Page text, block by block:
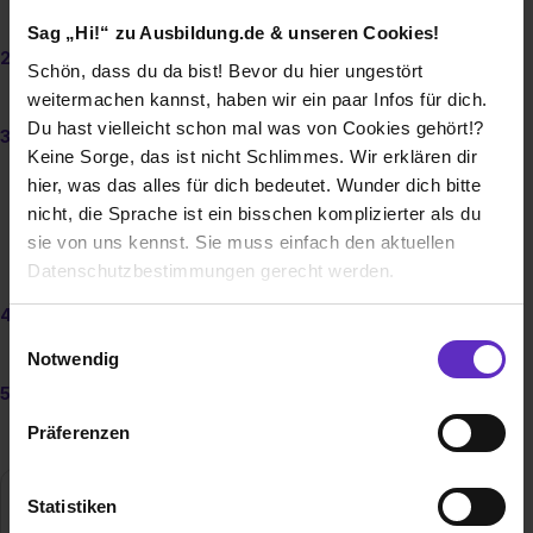
Sag „Hi!“ zu Ausbildung.de & unseren Cookies!
Schön, dass du da bist! Bevor du hier ungestört
weitermachen kannst, haben wir ein paar Infos für dich.
Du hast vielleicht schon mal was von Cookies gehört!?
Keine Sorge, das ist nicht Schlimmes. Wir erklären dir
hier, was das alles für dich bedeutet. Wunder dich bitte
nicht, die Sprache ist ein bisschen komplizierter als du
sie von uns kennst. Sie muss einfach den aktuellen
Datenschutzbestimmungen gerecht werden.
Benutzung der Webseite getroffenen Einstellungen zu
Webseite zu analysieren („Statistiken“), um
Informationen zu deiner Verwendung unserer Website an
Notwendig
Präferenzen
Statistiken
such dir eine ganz neue Ausbildung.
Sprich mit deinem Ausbildungsbetrieb über deinen
Kündigungswunsch: Ist die Probezeit schon vorbei, einigt
ihr euch am besten auf einen Aufhebungsvertrag. Lässt
sich dein Betrieb nicht darauf ein, brauchst du einen
wichtigen Grund für eine außerordentliche Kündigung.
Oder du kündigst wegen Aufgabe des Berufs.
Die Probezeit ist schon vorbei: